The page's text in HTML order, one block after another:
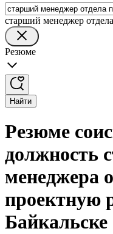
старший менеджер
Резюме
Найти
Резюме
должность
менеджера
проектную
Байкальске